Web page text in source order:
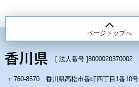
ページトップへ
[ 法人番号 ]8000020370002
〒760-8570 香川県高松市番町四丁目1番10号